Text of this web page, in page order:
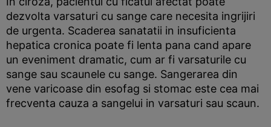
dezvolta varsaturi cu sange care necesita ingrijiri
de urgenta. Scaderea sanatatii in insuficienta
hepatica cronica poate fi lenta pana cand apare
un eveniment dramatic, cum ar fi varsaturile cu
sange sau scaunele cu sange. Sangerarea din
vene varicoase din esofag si stomac este cea mai
frecventa cauza a sangelui in varsaturi sau scaun.